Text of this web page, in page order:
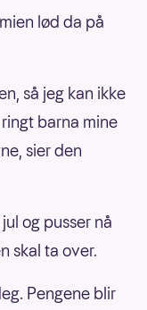
lød da på
så jeg kan ikke
barna mine
sier den
og pusser nå
skal ta over.
Pengene blir